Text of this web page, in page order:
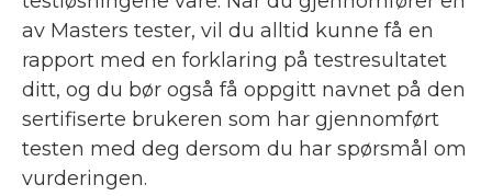
av Masters tester, vil du alltid kunne få en
rapport med en forklaring på testresultatet
ditt, og du bør også få oppgitt navnet på den
sertifiserte brukeren som har gjennomført
testen med deg dersom du har spørsmål om
vurderingen.